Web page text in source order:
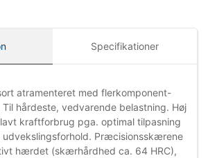
Specifikationer
atramenteret med flerkomponent-
hårdeste, vedvarende belastning. Høj
kraftforbrug pga. optimal tilpasning
Præcisionsskærene
hærdet (skærhårdhed ca. 64 HRC),